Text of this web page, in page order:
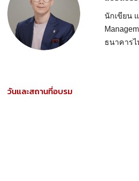
นักเขียน
ธนาคาร
วันและสถานที่อบรม